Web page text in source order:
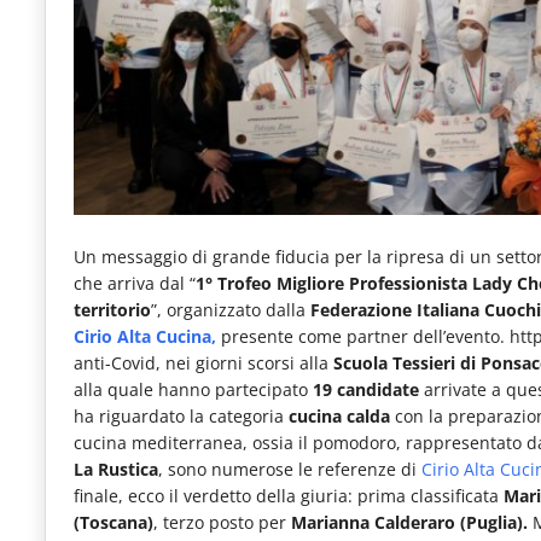
e
articoli
quotidiani
sul
mondo
dell'alimentazione,
dei
consumi
fuoricasa,
del
Food
Service
e
tutte
Un messaggio di grande fiducia per la ripresa di un
che arriva dal “1° Trofeo Migliore Professionista Lady
territorio”, organizzato dalla Federazione Italiana
Cirio Alta Cucina, presente come partner dell’evento.
anti-Covid, nei giorni scorsi alla Scuola Tessieri di
alla quale hanno partecipato 19 candidate arrivate a
ha riguardato la categoria cucina calda con la
cucina mediterranea, ossia il pomodoro, rappresentato
La Rustica, sono numerose le referenze di Cirio Alta
finale, ecco il verdetto della giuria: prima classificata
(Toscana), terzo posto per Marianna Calderaro (Puglia).